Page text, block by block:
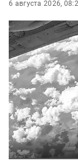
6 августа 2026,